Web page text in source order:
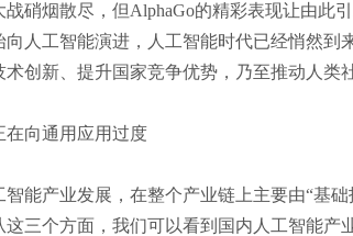
硝烟散尽，但AlphaGo的精彩表现让由此
人工智能演进，人工智能时代已经悄然到
创新、提升国家竞争优势，乃至推动人类
向通用应用过度
产业发展，在整个产业链上主要由“基础
这三个方面，我们可以看到国内人工智能产